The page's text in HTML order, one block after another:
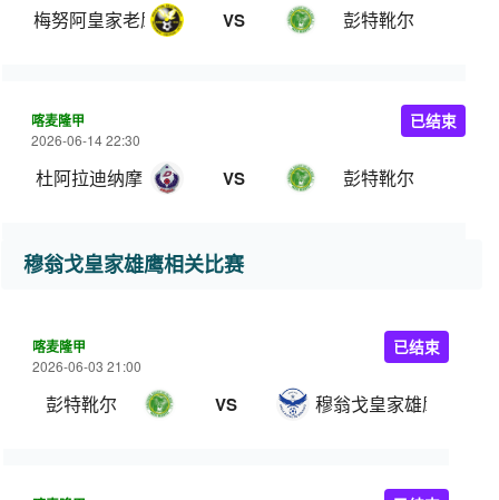
梅努阿皇家老鹰 VS 彭特靴尔
喀麦隆甲
2026-06-14 22:30
杜阿拉迪纳摩 VS 彭特靴尔
已结束
穆翁戈皇家雄鹰相关比赛
喀麦隆甲
2026-06-03 21:00
彭特靴尔 VS 穆翁戈皇家雄鹰
已结束